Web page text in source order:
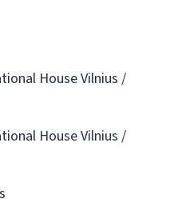
House Vilnius /
House Vilnius /